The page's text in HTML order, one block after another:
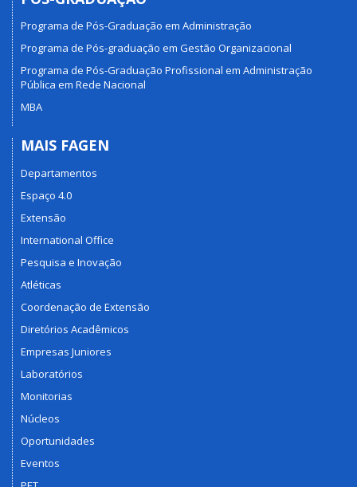
Programa de Pós-Graduação em Administração
Programa de Pós-graduação em Gestão Organizacional
Programa de Pós-Graduação Profissional em Administração
Pública em Rede Nacional
MBA
MAIS FAGEN
Departamentos
Espaço 4.0
Extensão
International Office
Pesquisa e Inovação
Atléticas
Coordenação de Extensão
Diretórios Acadêmicos
Empresas Juniores
Laboratórios
Monitorias
Núcleos
Oportunidades
Eventos